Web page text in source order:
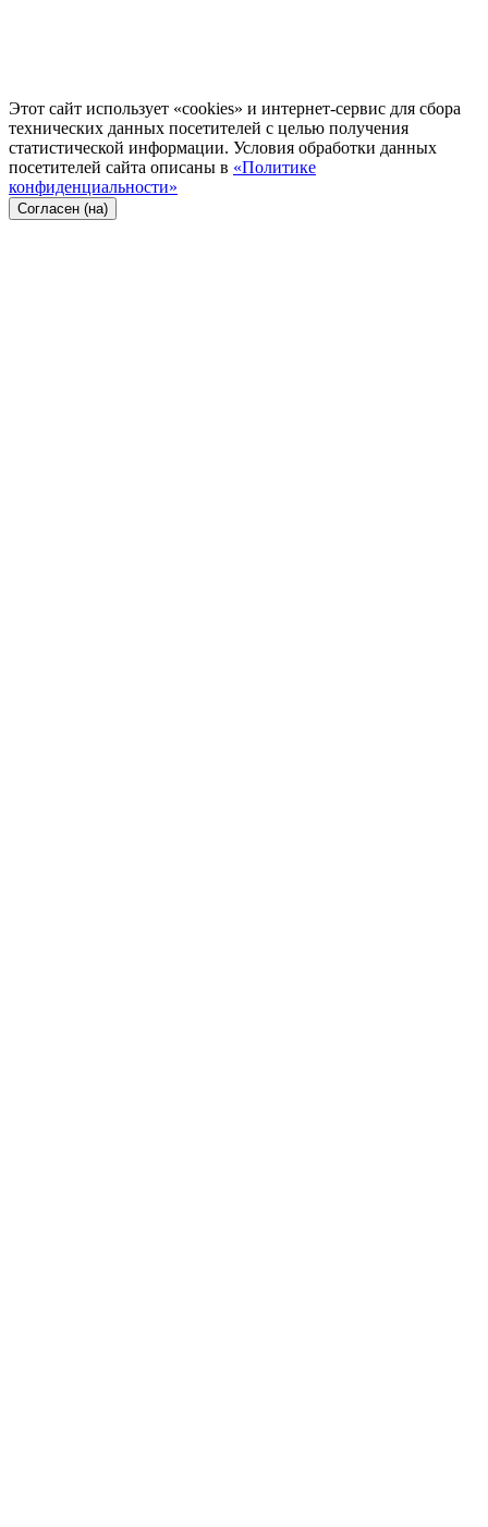
Этот сайт использует «cookies» и интернет-сервис для сбора
технических данных посетителей с целью получения
статистической информации. Условия обработки данных
посетителей сайта описаны в «Политике
конфиденциальности»
Согласен (на)